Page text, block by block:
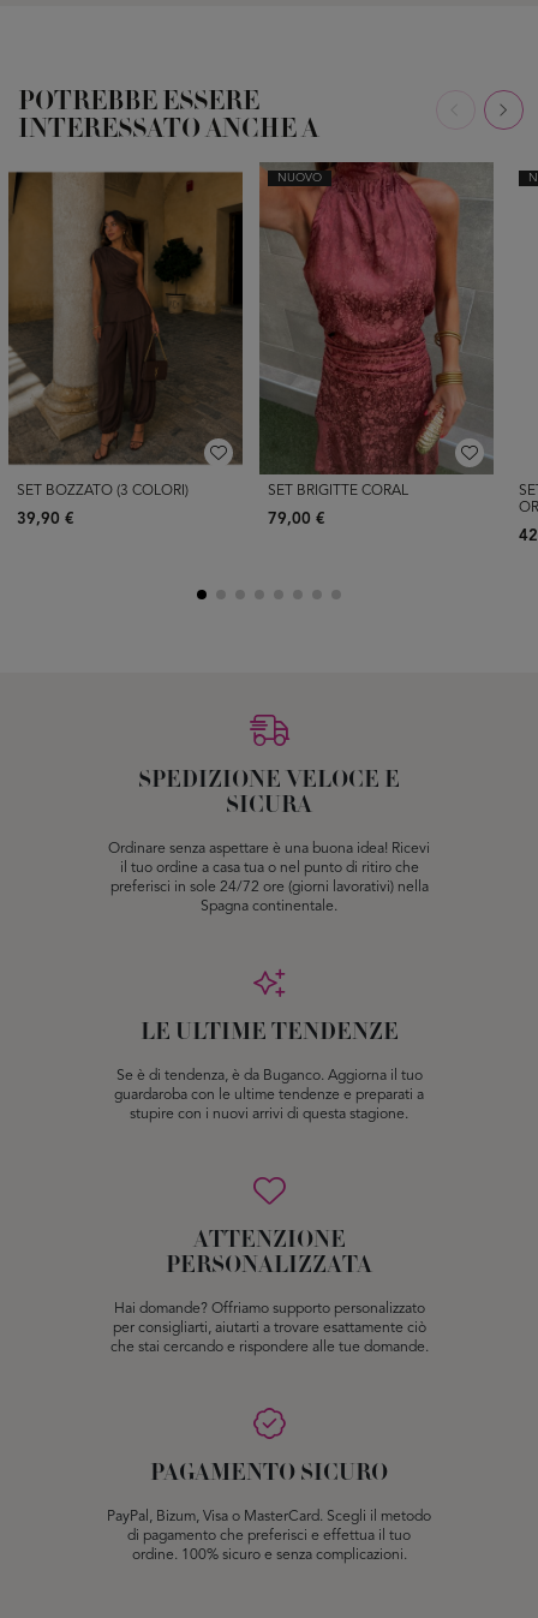
POTREBBE ESSERE
INTERESSATO ANCHE A
SET BOZZATO (3 COLORI)
39,90 €
NUOVO
SET BRIGITTE CORAL
79,00 €
SPEDIZIONE VELOCE E
SICURA
Ordinare senza aspettare è una buona idea! Ricevi
il tuo ordine a casa tua o nel punto di ritiro che
preferisci in sole 24/72 ore (giorni lavorativi) nella
Spagna continentale.
LE ULTIME TENDENZE
Se è di tendenza, è da Buganco. Aggiorna il tuo
guardaroba con le ultime tendenze e preparati a
stupire con i nuovi arrivi di questa stagione.
ATTENZIONE
PERSONALIZZATA
Hai domande? Offriamo supporto personalizzato
per consigliarti, aiutarti a trovare esattamente ciò
che stai cercando e rispondere alle tue domande.
PAGAMENTO SICURO
PayPal, Bizum, Visa o MasterCard. Scegli il metodo
di pagamento che preferisci e effettua il tuo
ordine. 100% sicuro e senza complicazioni.